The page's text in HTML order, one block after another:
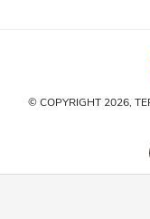
© COPYRIGHT 2026,